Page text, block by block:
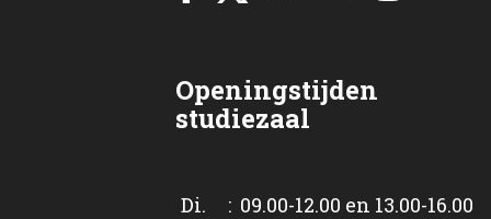
Openingstijden
studiezaal
Di. : 09.00-12.00 en 13.00-16.00